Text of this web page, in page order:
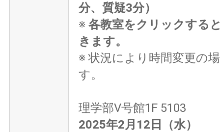
分、質疑3分）
※ 各教室をクリックする
きます。
※ 状況により時間変更の
す。
理学部V号館1F 5103
2025年2月12日（水）